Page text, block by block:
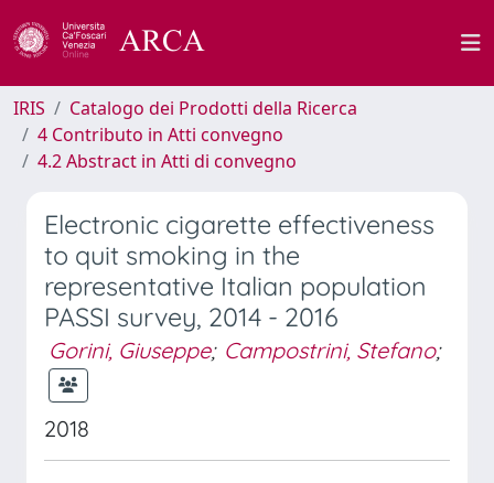
IRIS
Catalogo dei Prodotti della Ricerca
4 Contributo in Atti convegno
4.2 Abstract in Atti di convegno
Electronic cigarette effectiveness
to quit smoking in the
representative Italian population
PASSI survey, 2014 - 2016
Gorini, Giuseppe; Campostrini, Stefano;
2018